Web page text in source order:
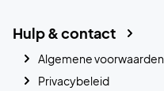
Hulp & contact
Algemene voorwaarden
Privacybeleid